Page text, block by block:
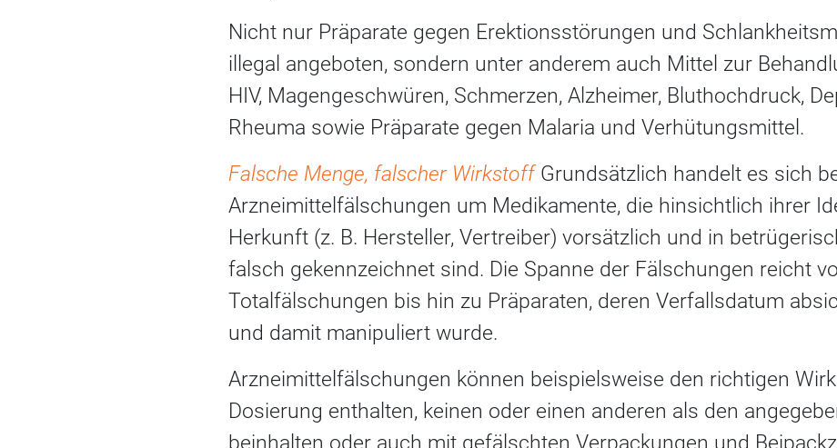
Nicht nur Präparate gegen Erektionsstörungen und
illegal angeboten, sondern unter anderem auch Mittel zur
HIV, Magengeschwüren, Schmerzen, Alzheimer, Bluthochdruck,
Rheuma sowie Präparate gegen Malaria und Verhütungsmittel.
Falsche Menge, falscher WirkstoffGrundsätzlich handelt es sich
Arzneimittelfälschungen um Medikamente, die hinsichtlich ihrer
Herkunft (z. B. Hersteller, Vertreiber) vorsätzlich und in
falsch gekennzeichnet sind. Die Spanne der Fälschungen reicht
Totalfälschungen bis hin zu Präparaten, deren Verfallsdatum
und damit manipuliert wurde.
Arzneimittelfälschungen können beispielsweise den richtigen
Dosierung enthalten, keinen oder einen anderen als den